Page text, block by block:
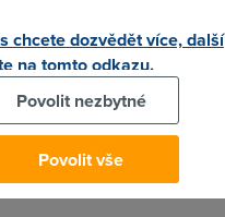
chcete dozvědět více, další
na tomto odkazu.
Povolit nezbytné
Povolit vše